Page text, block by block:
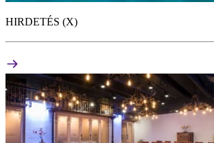
HIRDETÉS (X)